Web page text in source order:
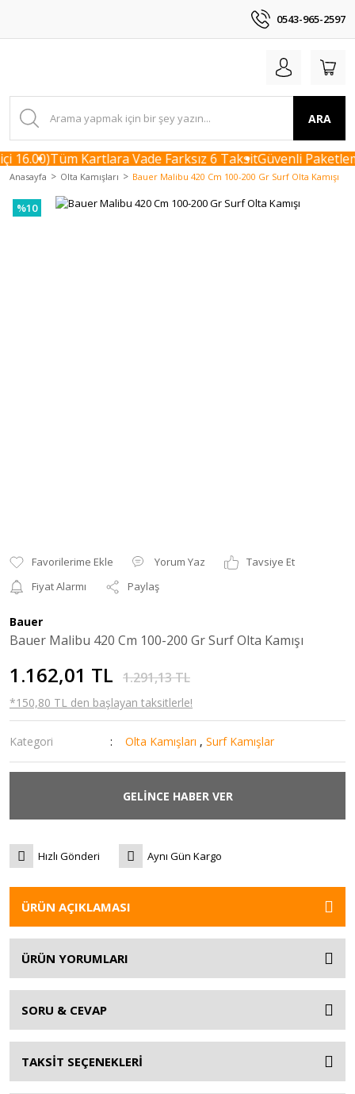
0543-965-2597
ARA
16.00)Tüm Kartlara Vade Farksız 6 TaksitGüvenli
Anasayfa Olta Kamışları Bauer Malibu 420 Cm 100-200 Gr Surf Olta Kamışı
%10
Yorum Yaz
Tavsiye Et
Fiyat Alarmı
Paylaş
Bauer
Bauer Malibu 420 Cm 100-200 Gr Surf Olta Kamışı
1.162,01 TL 1.291,13 TL
*150,80 TL den başlayan taksitlerle!
Kategori Olta Kamışları ,Surf Kamışlar
GELİNCE HABER VER
Hızlı Gönderi Aynı Gün Kargo
ÜRÜN AÇIKLAMASI
ÜRÜN YORUMLARI
SORU & CEVAP
TAKSİT SEÇENEKLERİ